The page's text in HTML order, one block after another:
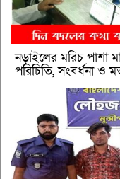
নড়াইলের মরিচ পাশা
পরিচিতি, সংবর্ধনা ও